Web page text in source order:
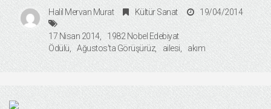
Halil Mervan Murat Kültür Sanat 19/04/2014
17 Nisan 2014
1982 Nobel Edebiyat
Ödülü
Ağustos'ta Görüşürüz ailesi akım